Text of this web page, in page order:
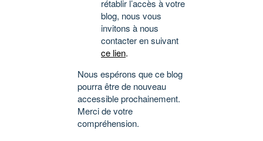
rétablir l’accès à votre
blog, nous vous
invitons à nous
contacter en suivant
ce lien.
Nous espérons que ce blog
pourra être de nouveau
accessible prochainement.
Merci de votre
compréhension.